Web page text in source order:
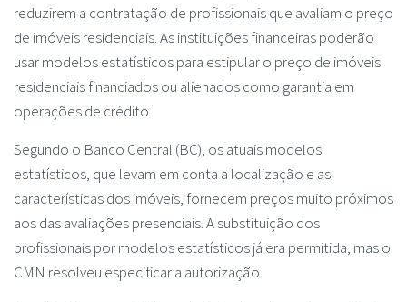
reduzirem a contratação de profissionais que avaliam o preço
de imóveis residenciais. As instituições financeiras poderão
usar modelos estatísticos para estipular o preço de imóveis
residenciais financiados ou alienados como garantia em
operações de crédito.
Segundo o Banco Central (BC), os atuais modelos
estatísticos, que levam em conta a localização e as
características dos imóveis, fornecem preços muito próximos
aos das avaliações presenciais. A substituição dos
profissionais por modelos estatísticos já era permitida, mas o
CMN resolveu especificar a autorização.